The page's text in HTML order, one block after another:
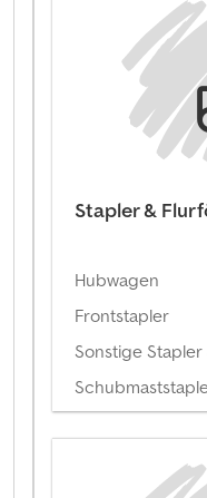
Stapler &
Hubwagen
Frontstapler
Sonstige